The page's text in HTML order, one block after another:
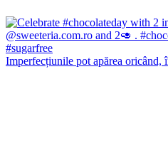
Imperfecțiunile pot apărea oricând,